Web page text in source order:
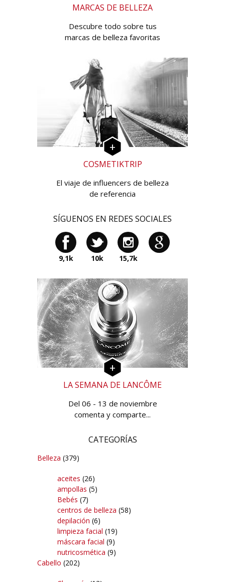
MARCAS DE BELLEZA
Descubre todo sobre tus
marcas de belleza favoritas
COSMETIKTRIP
El viaje de influencers de belleza
de referencia
SÍGUENOS EN REDES SOCIALES
9,1k 10k 15,7k
LA SEMANA DE LANCÔME
Del 06 - 13 de noviembre
comenta y comparte...
CATEGORÍAS
Belleza (379)
aceites (26)
ampollas (5)
Bebés (7)
centros de belleza (58)
depilación (6)
limpieza facial (19)
máscara facial (9)
nutricosmética (9)
Cabello (202)